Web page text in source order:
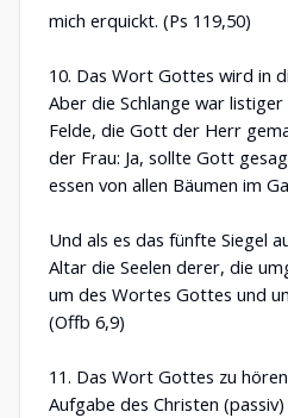
mich erquickt. (Ps 119,50)
10. Das Wort Gottes wird in
Aber die Schlange war
Felde, die Gott der Herr
der Frau: Ja, sollte Gott
essen von allen Bäumen im
Und als es das fünfte Siegel
Altar die Seelen derer, die
um des Wortes Gottes und
(Offb 6,9)
11. Das Wort Gottes zu
Aufgabe des Christen (passiv)